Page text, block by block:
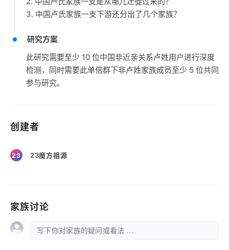
3. 中国卢氏家族一支下游还分出了几个家族？
研究方案
此研究需要至少 10 位中国非近亲关系卢姓用户进行深度
检测，同时需要此单倍群下非卢姓家族成员至少 5 位共同
参与研究。
创建者
23 23魔方祖源
家族讨论
写下你对家族的疑问或看法 ...